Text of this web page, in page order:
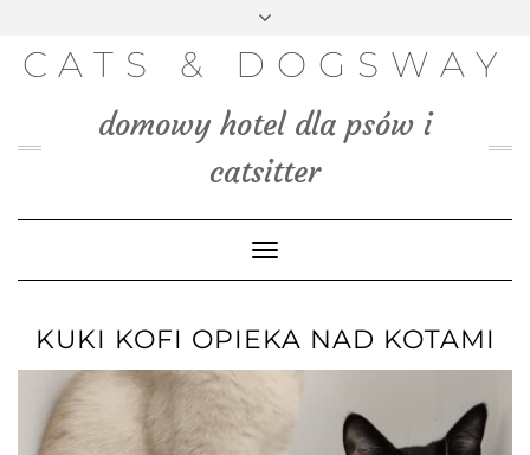
content
MEDIA
KONTAKT
CATS & DOGSWAY
domowy hotel dla psów i
catsitter
Toggle
Navigation
KUKI KOFI OPIEKA NAD KOTAMI